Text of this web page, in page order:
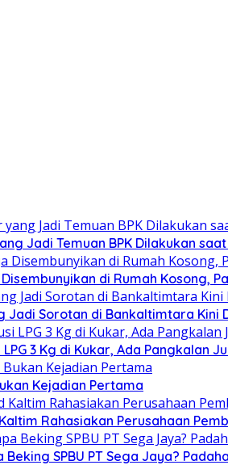
Jadi Temuan BPK Dilakukan
di Rumah Kosong,
Jadi Sorotan di Bankaltimtara Kini
3 Kg di Kukar, Ada Pangkalan
Kejadian Pertama
Rahasiakan Perusahaan
SPBU PT Sega Jaya?